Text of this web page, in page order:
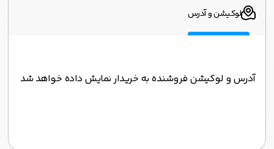
لوکیشن و آدرس
آدرس و لوکیشن فروشنده به خریدار نمایش داده خواهد شد